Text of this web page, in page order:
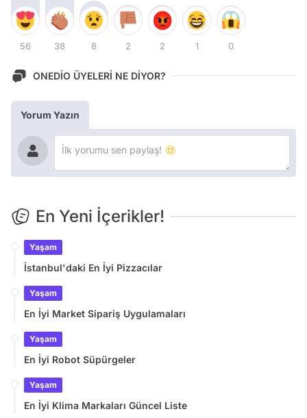
56 38 8 2 2 1 0
ONEDİO ÜYELERİ NE DİYOR?
Yorum Yazın
En Yeni İçerikler!
Yaşam
İstanbul'daki En İyi Pizzacılar
Yaşam
En İyi Market Sipariş Uygulamaları
Yaşam
En İyi Robot Süpürgeler
Yaşam
En İyi Klima Markaları Güncel Liste